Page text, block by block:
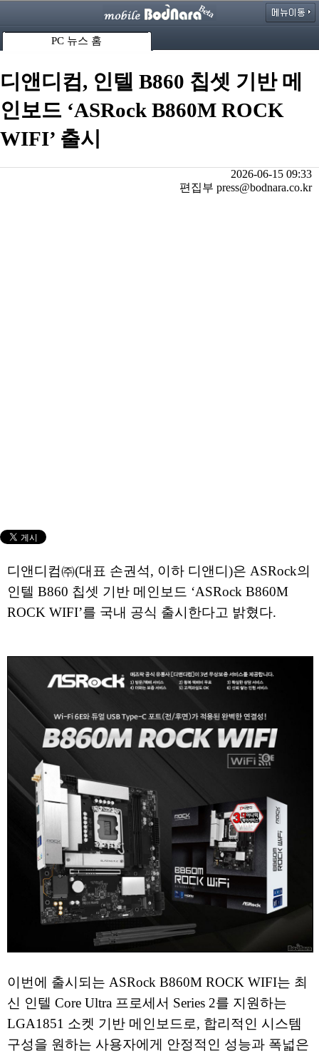
PC 뉴스 홈
디앤디컴, 인텔 B860 칩셋 기반 메
인보드 ‘ASRock B860M ROCK
WIFI’ 출시
2026-06-15 09:33
편집부 press@bodnara.co.kr
디앤디컴㈜(대표 손권석, 이하 디앤디)은 ASRock의
인텔 B860 칩셋 기반 메인보드 ‘ASRock B860M
ROCK WIFI’를 국내 공식 출시한다고 밝혔다.
이번에 출시되는 ASRock B860M ROCK WIFI는 최
신 인텔 Core Ultra 프로세서 Series 2를 지원하는
LGA1851 소켓 기반 메인보드로, 합리적인 시스템
구성을 원하는 사용자에게 안정적인 성능과 폭넓은